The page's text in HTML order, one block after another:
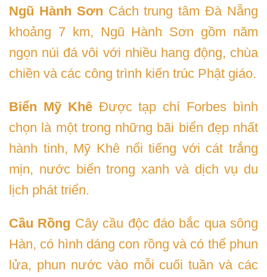
Ngũ Hành Sơn Cách trung tâm Đà Nẵng
khoảng 7 km, Ngũ Hành Sơn gồm năm
ngọn núi đá vôi với nhiều hang động, chùa
chiền và các công trình kiến trúc Phật giáo.
Biển Mỹ Khê Được tạp chí Forbes bình
chọn là một trong những bãi biển đẹp nhất
hành tinh, Mỹ Khê nổi tiếng với cát trắng
mịn, nước biển trong xanh và dịch vụ du
lịch phát triển.
Cầu Rồng Cây cầu độc đáo bắc qua sông
Hàn, có hình dáng con rồng và có thể phun
lửa, phun nước vào mỗi cuối tuần và các